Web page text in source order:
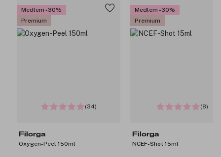
Medlem -30%
Premium
(34)
Filorga
Oxygen-Peel 150ml
Medlem -30%
Premium
(8)
Filorga
NCEF-Shot 15ml